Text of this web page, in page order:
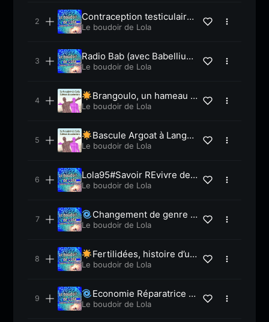
Contraception testiculaire
– Lola 101 au Festival Toma
Le boudoir de Lola
Radio Bab (avec Babellium)
– Lola 100
Le boudoir de Lola
Brangoulo, un hameau ti
ers-lieu -Lola71
Le boudoir de Lola
Bascule Argoat à Langon
net -Lola56
Le boudoir de Lola
Lola95#Savoir REvivre de J
acques Massacrier
Le boudoir de Lola
Changement de genre -
Lola 91
Le boudoir de Lola
Fertilidées, histoire d’un
écolieu -Lola 86
Le boudoir de Lola
Economie Réparatrice o
u ESS -Lola 81
Le boudoir de Lola